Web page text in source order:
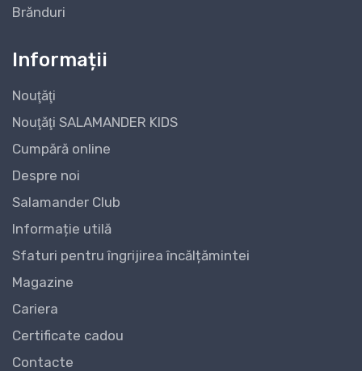
Brănduri
Informații
Nouţăţi
Nouţăţi SALAMANDER KIDS
Cumpără online
Despre noi
Salamander Club
Informație utilă
Sfaturi pentru îngrijirea încălțămintei
Magazine
Cariera
Certificate cadou
Contacte